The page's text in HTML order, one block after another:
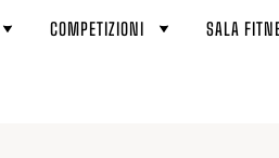
COMPETIZIONI SALA